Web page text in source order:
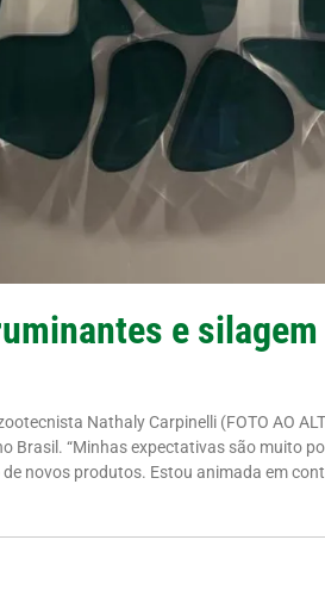
e silagem
Nathaly Carpinelli (FOTO AO
Brasil. “Minhas expectativas são muito
novos produtos. Estou animada em